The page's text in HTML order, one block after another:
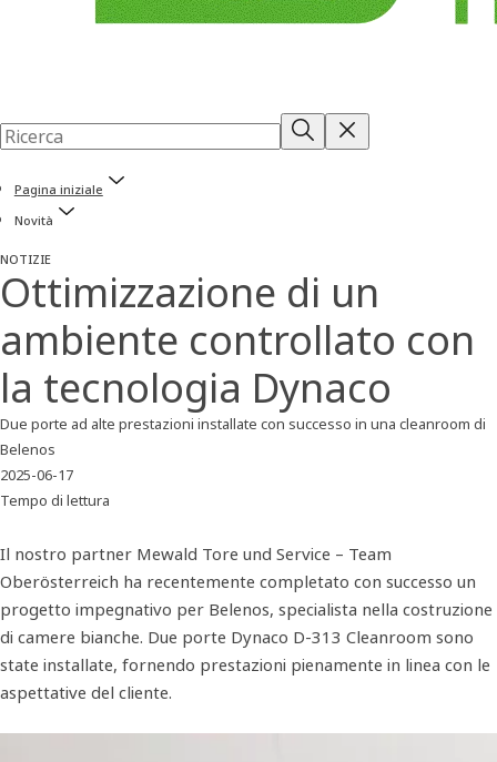
Pagina iniziale
Novità
NOTIZIE
Ottimizzazione di un
ambiente controllato con
la tecnologia Dynaco
Due porte ad alte prestazioni installate con successo in una cleanroom di
Belenos
2025-06-17
Tempo di lettura
Il nostro partner Mewald Tore und Service – Team
Oberösterreich ha recentemente completato con successo un
progetto impegnativo per Belenos, specialista nella costruzione
di camere bianche. Due porte Dynaco D-313 Cleanroom sono
state installate, fornendo prestazioni pienamente in linea con le
aspettative del cliente.